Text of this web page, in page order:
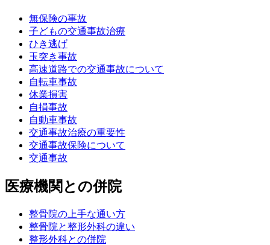
無保険の事故
子どもの交通事故治療
ひき逃げ
玉突き事故
高速道路での交通事故について
自転車事故
休業損害
自損事故
自動車事故
交通事故治療の重要性
交通事故保険について
交通事故
医療機関との併院
整骨院の上手な通い方
整骨院と整形外科の違い
整形外科との併院